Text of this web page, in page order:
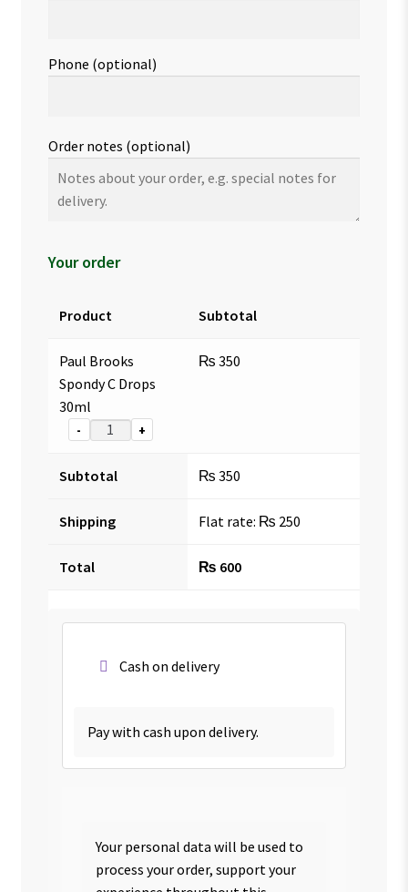
Phone (optional)
Order notes (optional)
Your order
Product Subtotal
Paul Brooks
Spondy C Drops
30ml
- +
₨ 350
Subtotal ₨ 350
Shipping Flat rate: ₨ 250
Total ₨ 600
Cash on delivery
Pay with cash upon delivery.
Your personal data will be used to
process your order, support your